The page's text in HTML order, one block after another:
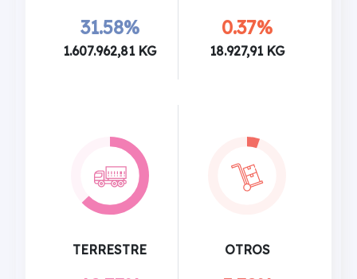
31.58%
1.607.962,81 KG
0.37%
18.927,91 KG
TERRESTRE OTROS